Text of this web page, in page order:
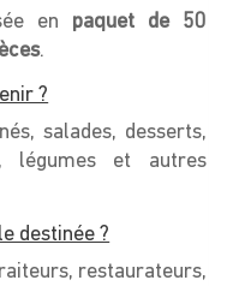
en paquet de 50
.
?
salades, desserts,
légumes et autres
destinée ?
restaurateurs,